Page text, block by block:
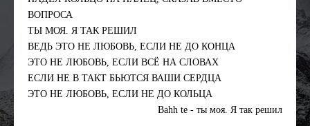
ВОПРОСА
ТЫ МОЯ. Я ТАК РЕШИЛ
ВЕДЬ ЭТО НЕ ЛЮБОВЬ, ЕСЛИ НЕ ДО КОНЦА
ЭТО НЕ ЛЮБОВЬ, ЕСЛИ ВСЁ НА СЛОВАХ
ЕСЛИ НЕ В ТАКТ БЬЮТСЯ ВАШИ СЕРДЦА
ЭТО НЕ ЛЮБОВЬ, ЕСЛИ НЕ ДО КОЛЬЦА
Bahh te - ты моя. Я так решил